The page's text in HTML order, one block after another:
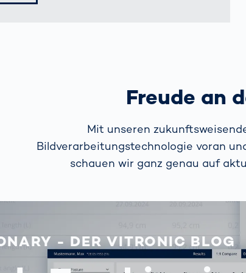
Freude an
Mit unseren
Bildverarbeitungstechnologie voran
schauen wir ganz genau auf
- DER VITRONIC BLOG